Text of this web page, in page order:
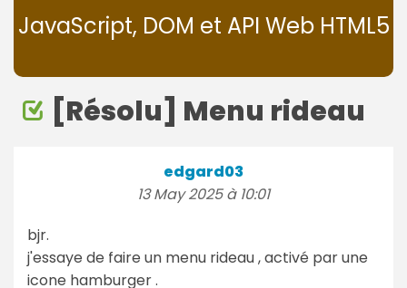
JavaScript, DOM et API Web HTML5
[Résolu] Menu rideau
edgard03
13 May 2025 à 10:01
bjr.
j'essaye de faire un menu rideau , activé par une
icone hamburger .